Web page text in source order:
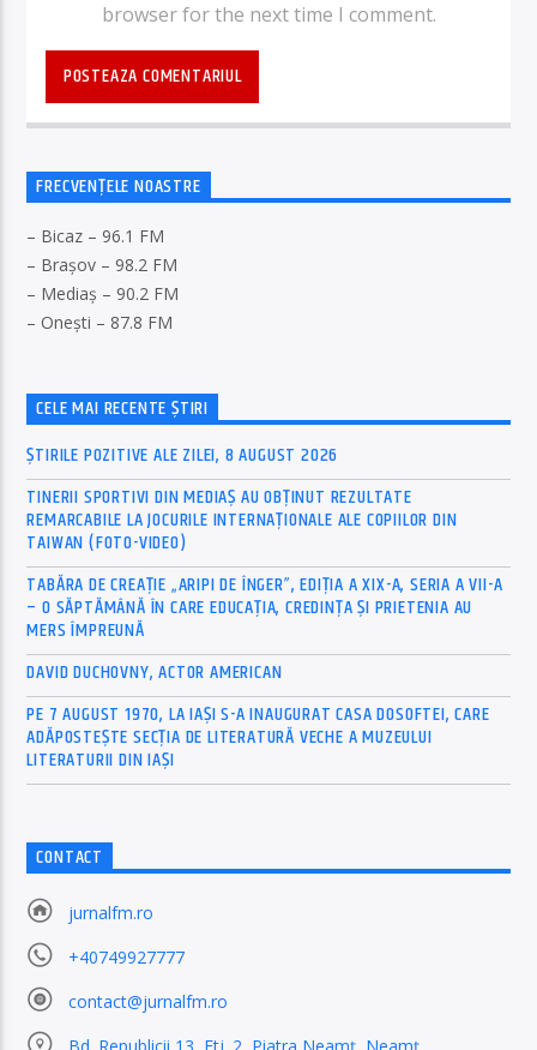
browser for the next time I comment.
FRECVENȚELE NOASTRE
– Bicaz – 96.1 FM
– Brașov – 98.2 FM
– Mediaș – 90.2 FM
– Onești – 87.8 FM
CELE MAI RECENTE ȘTIRI
ȘTIRILE POZITIVE ALE ZILEI, 8 AUGUST 2026
TINERII SPORTIVI DIN MEDIAȘ AU OBȚINUT REZULTATE
REMARCABILE LA JOCURILE INTERNAȚIONALE ALE COPIILOR DIN
TAIWAN (FOTO-VIDEO)
TABĂRA DE CREAȚIE „ARIPI DE ÎNGER”, EDIȚIA A XIX-A, SERIA A VII-A
– O SĂPTĂMÂNĂ ÎN CARE EDUCAȚIA, CREDINȚA ȘI PRIETENIA AU
MERS ÎMPREUNĂ
DAVID DUCHOVNY, ACTOR AMERICAN
PE 7 AUGUST 1970, LA IAŞI S-A INAUGURAT CASA DOSOFTEI, CARE
ADĂPOSTEŞTE SECŢIA DE LITERATURĂ VECHE A MUZEULUI
LITERATURII DIN IAŞI
CONTACT
jurnalfm.ro
+40749927777
contact@jurnalfm.ro
Bd. Republicii 13, Etj. 2, Piatra Neamț, Neamț